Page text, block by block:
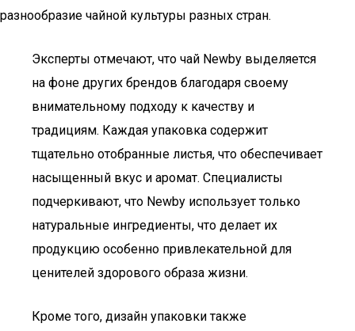
разнообразие чайной культуры разных стран.
Эксперты отмечают, что чай Newby выделяется
на фоне других брендов благодаря своему
внимательному подходу к качеству и
традициям. Каждая упаковка содержит
тщательно отобранные листья, что обеспечивает
насыщенный вкус и аромат. Специалисты
подчеркивают, что Newby использует только
натуральные ингредиенты, что делает их
продукцию особенно привлекательной для
ценителей здорового образа жизни.
Кроме того, дизайн упаковки также